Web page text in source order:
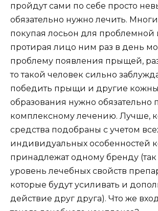
пройдут сами по себе просто
обязательно нужно лечить.
покупая лосьон для проблемной
протирая лицо ним раз в день
проблему появления прыщей,
то такой человек сильно
победить прыщи и другие
образования нужно обязательно
комплексному лечению. Лучше,
средства подобраны с учетом
индивидуальных особенностей
принадлежат одному бренду
уровень лечебных свойств
которые будут усиливать и
действие друг друга). Что же